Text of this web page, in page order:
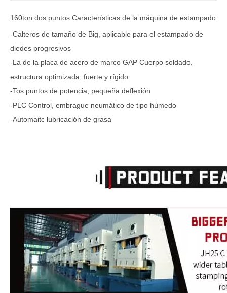
160ton dos puntos Características de la máquina de estampado
-Calteros de tamaño de Big, aplicable para el estampado de
diedes progresivos
-La de la placa de acero de marco GAP Cuerpo soldado,
estructura optimizada, fuerte y rígido
-Tos puntos de potencia, pequeña deflexión
-PLC Control, embrague neumático de tipo húmedo
-Automaitc lubricación de grasa